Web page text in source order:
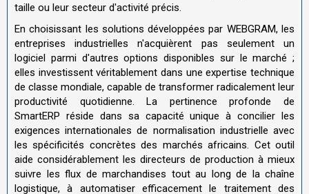
taille ou leur secteur d'activité précis.
En choisissant les solutions développées par WEBGRAM, les
entreprises industrielles n'acquièrent pas seulement un
logiciel parmi d'autres options disponibles sur le marché ;
elles investissent véritablement dans une expertise technique
de classe mondiale, capable de transformer radicalement leur
productivité quotidienne. La pertinence profonde de
SmartERP réside dans sa capacité unique à concilier les
exigences internationales de normalisation industrielle avec
les spécificités concrètes des marchés africains. Cet outil
aide considérablement les directeurs de production à mieux
suivre les flux de marchandises tout au long de la chaîne
logistique, à automatiser efficacement le traitement des